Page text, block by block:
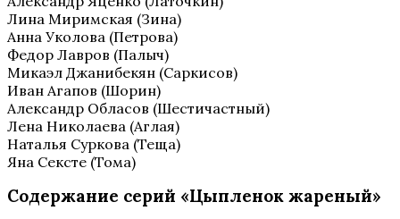
Лина Миримская (Зина)
Анна Уколова (Петрова)
Федор Лавров (Палыч)
Микаэл Джанибекян (Саркисов)
Иван Агапов (Шорин)
Александр Обласов (Шестичастный)
Лена Николаева (Аглая)
Наталья Суркова (Теща)
Яна Сексте (Тома)
Содержание серий «Цыпленок жареный»